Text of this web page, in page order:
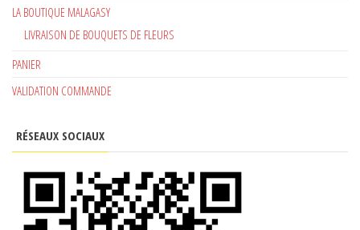
LA BOUTIQUE MALAGASY
LIVRAISON DE BOUQUETS DE FLEURS
PANIER
VALIDATION COMMANDE
RÉSEAUX SOCIAUX